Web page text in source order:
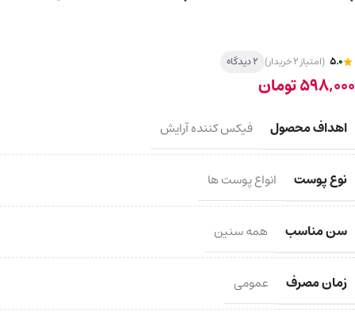
5.0 (امتیاز 2 خریدار) 2 دیدگاه
598,000تومان
اهداف محصول فیکس کننده آرایش
نوع پوست انواع پوست ها
سن مناسب همه سنین
زمان مصرف عمومی